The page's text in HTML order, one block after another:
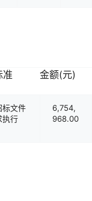
准 金额(元)
标文件
执行
6,754,
968.00